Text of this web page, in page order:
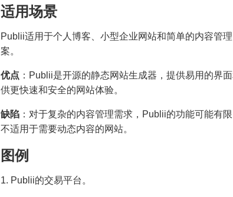
适用场景
Publii适用于个人博客、小型企业网站和简单的内容管
案。
优点 ：Publii是开源的静态网站生成器，提供易用的界
供更快速和安全的网站体验。
缺陷：对于复杂的内容管理需求，Publii的功能可能有
不适用于需要动态内容的网站。
图例
1. Publii的交易平台。